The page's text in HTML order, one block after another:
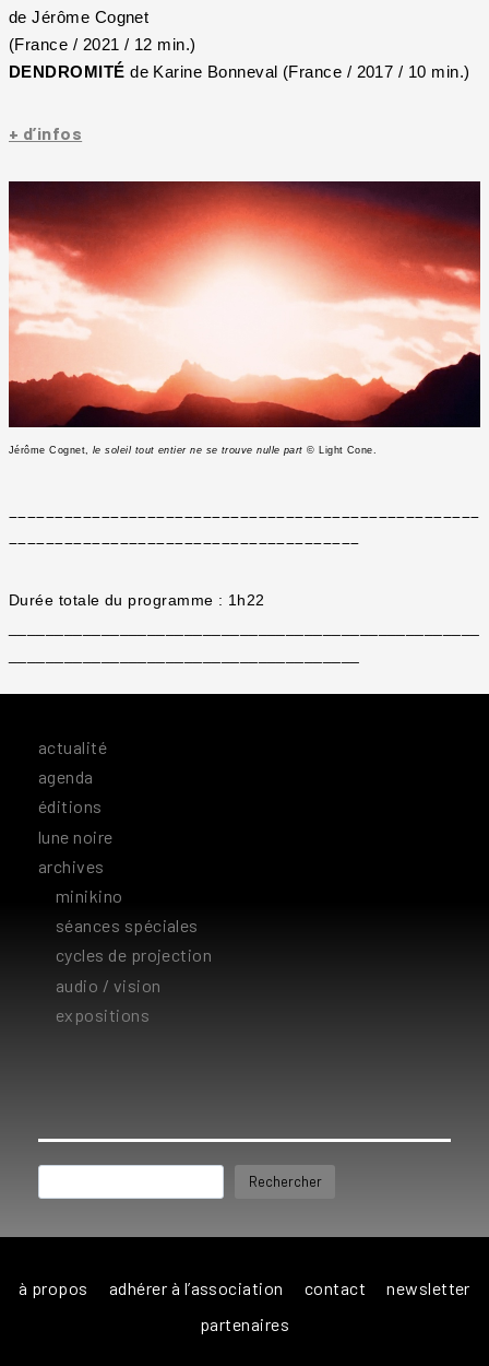
de Jérôme Cognet
(France / 2021 / 12 min.)
DENDROMITÉ de Karine Bonneval (France / 2017 / 10 min.)
+ d’infos
Jérôme Cognet, le soleil tout entier ne se trouve nulle part © Light Cone.
Durée totale du programme : 1h22
actualité
agenda
éditions
lune noire
archives
minikino
séances spéciales
cycles de projection
audio / vision
expositions
Rechercher
à propos adhérer à l’association contact
newsletter
partenaires